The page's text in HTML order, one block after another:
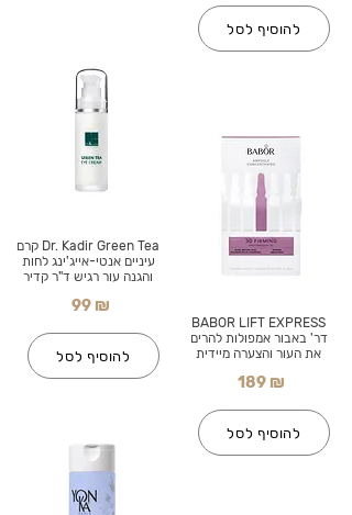
Dr. Kadir Green Tea קרם
עיניים אנטי-אייג'ינג לחות
והגנה עור רגיש ד"ר קדיר
99 ₪
להוסיף לסל
להוסיף לסל
BABOR LIFT EXPRESS
דר' באבור אמפולות להרים
את העור והצערה מיידית
189 ₪
להוסיף לסל